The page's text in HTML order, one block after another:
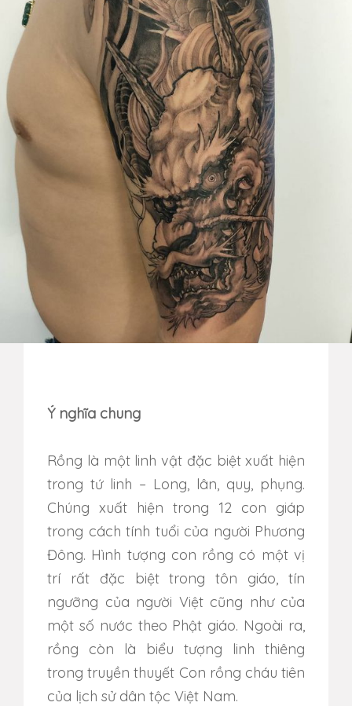
Ý nghĩa chung
Rồng là một linh vật đặc biệt xuất hiện
trong tứ linh – Long, lân, quy, phụng.
Chúng xuất hiện trong 12 con giáp
trong cách tính tuổi của người Phương
Đông. Hình tượng con rồng có một vị
trí rất đặc biệt trong tôn giáo, tín
ngưỡng của người Việt cũng như của
một số nước theo Phật giáo. Ngoài ra,
rồng còn là biểu tượng linh thiêng
trong truyền thuyết Con rồng cháu tiên
của lịch sử dân tộc Việt Nam.